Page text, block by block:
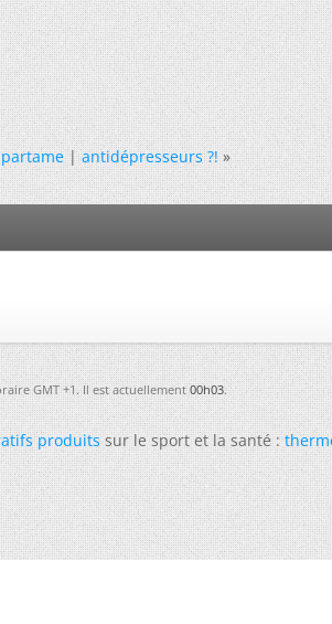
|antidépresseurs ?! »
GMT +1. Il est actuellement00h03.
produitssur le sport et la santé :